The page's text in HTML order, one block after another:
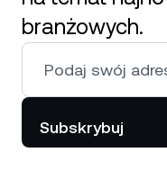
branżowych.
Subskrybuj